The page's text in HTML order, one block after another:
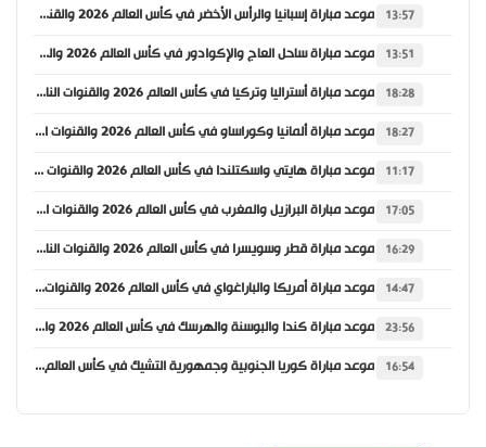
13:57 موعد مباراة إسبانيا والرأس الأخضر في كأس العالم 2026 والقنوات الناقلة
13:51 موعد مباراة ساحل العاج والإكوادور في كأس العالم 2026 والقنوات الناقلة
18:28 موعد مباراة أستراليا وتركيا في كأس العالم 2026 والقنوات الناقلة
18:27 موعد مباراة ألمانيا وكوراساو في كأس العالم 2026 والقنوات الناقلة
11:17 موعد مباراة هايتي واسكتلندا في كأس العالم 2026 والقنوات الناقلة
17:05 موعد مباراة البرازيل والمغرب في كأس العالم 2026 والقنوات الناقلة
16:29 موعد مباراة قطر وسويسرا في كأس العالم 2026 والقنوات الناقلة
14:47 موعد مباراة أمريكا والباراغواي في كأس العالم 2026 والقنوات الناقلة
23:56 موعد مباراة كندا والبوسنة والهرسك في كأس العالم 2026 والقنوات الناقلة
16:54 موعد مباراة كوريا الجنوبية وجمهورية التشيك في كأس العالم 2026 والقنوات الناقلة